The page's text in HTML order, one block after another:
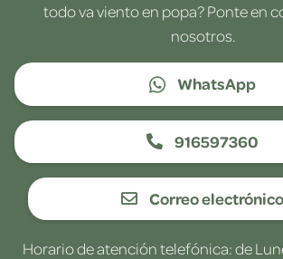
todo va viento en popa? Ponte en
nosotros.
WhatsApp
916597360
Correo electrónico
Horario de atención telefónica: de